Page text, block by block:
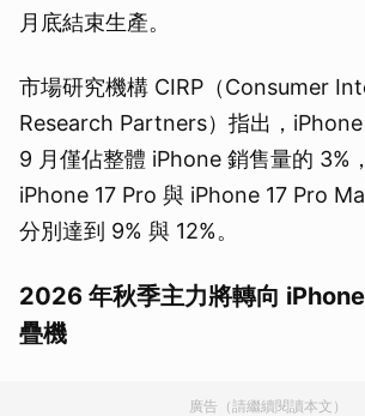
月底結束生產。
市場研究機構 CIRP（Consumer
Research Partners）指出，
9 月僅佔整體 iPhone 銷售量的 3%
iPhone 17 Pro 與 iPhone 17 Pro
分別達到 9% 與 12%。
2026 年秋季主力將轉向
疊機
廣告（請繼續閱讀本文）